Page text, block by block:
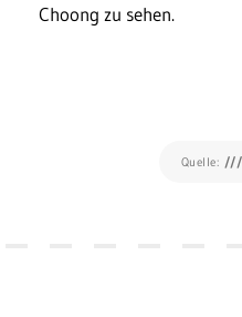
Choong zu sehen.
Quelle: ///